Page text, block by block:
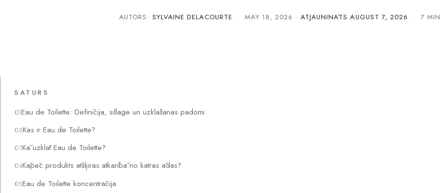
AUTORS: SYLVAINE DELACOURTE ·MAY 18, 2026 · ATJAUNINĀTSAUGUST 7, 2026 · 7 MIN
SATURS
Eau de Toilette: Definīcija, sillage un uzklāšanas padomi
Kas ir Eau de Toilette?
Kā uzklāt Eau de Toilette?
Kāpēc produkts atšķiras atkarībā no katras ādas?
Eau de Toilette koncentrācija